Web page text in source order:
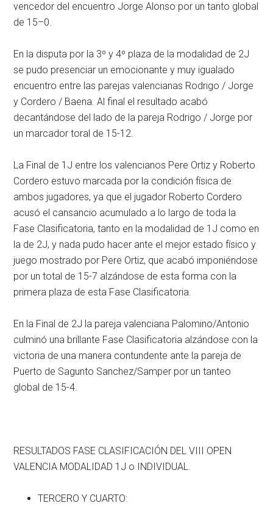
vencedor del encuentro Jorge Alonso por un tanto global
de 15–0.
En la disputa por la 3º y 4º plaza de la modalidad de 2J
se pudo presenciar un emocionante y muy igualado
encuentro entre las parejas valencianas Rodrigo / Jorge
y Cordero / Baena. Al final el resultado acabó
decantándose del lado de la pareja Rodrigo / Jorge por
un marcador toral de 15-12.
La Final de 1J entre los valencianos Pere Ortiz y Roberto
Cordero estuvo marcada por la condición física de
ambos jugadores, ya que el jugador Roberto Cordero
acusó el cansancio acumulado a lo largo de toda la
Fase Clasificatoria, tanto en la modalidad de 1J como en
la de 2J, y nada pudo hacer ante el mejor estado físico y
juego mostrado por Pere Ortiz, que acabó imponiéndose
por un total de 15-7 alzándose de esta forma con la
primera plaza de esta Fase Clasificatoria.
En la Final de 2J la pareja valenciana Palomino/Antonio
culminó una brillante Fase Clasificatoria alzándose con la
victoria de una manera contundente ante la pareja de
Puerto de Sagunto Sanchez/Samper por un tanteo
global de 15-4.
RESULTADOS FASE CLASIFICACIÓN DEL VIII OPEN
VALENCIA MODALIDAD 1J o INDIVIDUAL.
TERCERO Y CUARTO: